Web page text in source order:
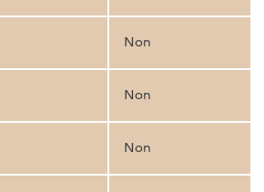
Non
Non
Non